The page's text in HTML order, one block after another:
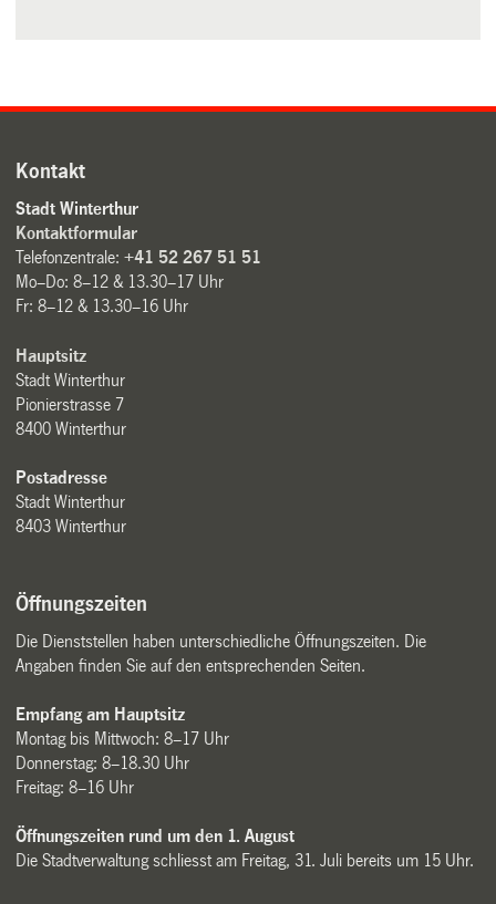
Kontakt
Stadt Winterthur
Kontaktformular
Telefonzentrale:+41 52 267 51 51
Mo–Do: 8–12 & 13.30–17 Uhr
Fr: 8–12 & 13.30–16 Uhr
Hauptsitz
Stadt Winterthur
Pionierstrasse 7
8400 Winterthur
Postadresse
Stadt Winterthur
8403 Winterthur
Öffnungszeiten
Die Dienststellen haben unterschiedliche Öffnungszeiten. Die
Angaben finden Sie auf den entsprechenden Seiten.
Empfang am Hauptsitz
Montag bis Mittwoch: 8–17 Uhr
Donnerstag: 8–18.30 Uhr
Freitag: 8–16 Uhr
Öffnungszeiten rund um den 1. August
Die Stadtverwaltung schliesst am Freitag, 31. Juli bereits um 15 Uhr.